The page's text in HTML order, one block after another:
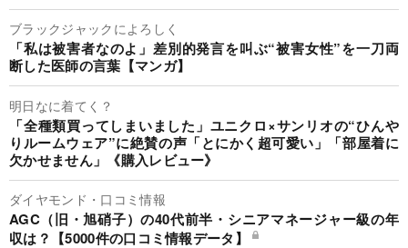
ブラックジャックによろしく
「私は被害者なのよ」差別的発言を叫ぶ“被害女性”を一刀両
断した医師の言葉【マンガ】
明日なに着てく？
「全種類買ってしまいました」ユニクロ×サンリオの“ひんや
りルームウェア”に絶賛の声「とにかく超可愛い」「部屋着に
欠かせません」《購入レビュー》
ダイヤモンド・口コミ情報
AGC（旧・旭硝子）の40代前半・シニアマネージャー級の年
収は？【5000件の口コミ情報データ】